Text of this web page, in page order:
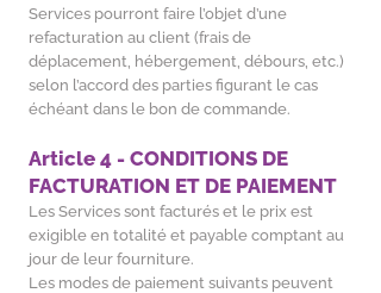
Services pourront faire l’objet d’une
refacturation au client (frais de
déplacement, hébergement, débours, etc.)
selon l’accord des parties figurant le cas
échéant dans le bon de commande.
Article 4 - CONDITIONS DE
FACTURATION ET DE PAIEMENT
Les Services sont facturés et le prix est
exigible en totalité et payable comptant au
jour de leur fourniture.
Les modes de paiement suivants peuvent